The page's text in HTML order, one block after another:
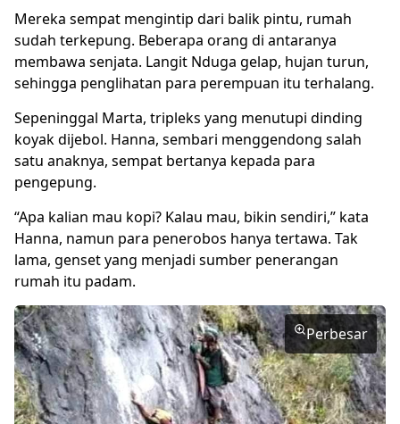
Mereka sempat mengintip dari balik pintu, rumah
sudah terkepung. Beberapa orang di antaranya
membawa senjata. Langit Nduga gelap, hujan turun,
sehingga penglihatan para perempuan itu terhalang.
Sepeninggal Marta, tripleks yang menutupi dinding
koyak dijebol. Hanna, sembari menggendong salah
satu anaknya, sempat bertanya kepada para
pengepung.
“Apa kalian mau kopi? Kalau mau, bikin sendiri,” kata
Hanna, namun para penerobos hanya tertawa. Tak
lama, genset yang menjadi sumber penerangan
rumah itu padam.
Perbesar